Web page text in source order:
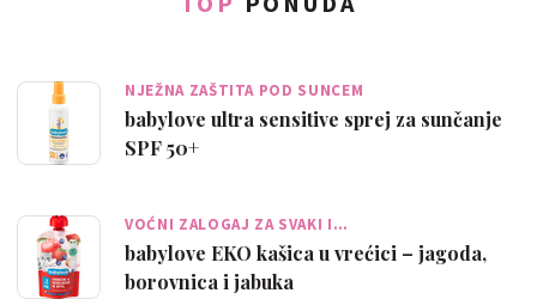
NJEŽNA ZAŠTITA POD SUNCEM
babylove ultra sensitive sprej za sunčanje
SPF 50+
VOĆNI ZALOGAJ ZA SVAKI I…
babylove EKO kašica u vrećici – jagoda,
borovnica i jabuka